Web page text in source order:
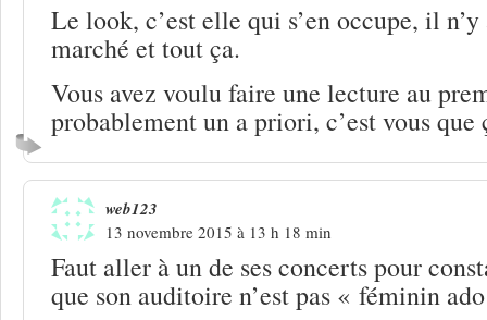
Le look, c’est elle qui s’en occupe, il n’y
marché et tout ça.
Vous avez voulu faire une lecture au
probablement un a priori, c’est vous que
web123
13 novembre 2015 à 13 h 18 min
Faut aller à un de ses concerts pour
que son auditoire n’est pas « féminin